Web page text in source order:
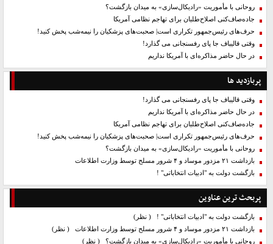
روحانی با مأموریت «رادیکال‌سازی» به میدان بازگشت؟
جاده‌صاف‌کنی اصلاح‌طلبان برای تهاجم نظامی آمریکا
حرف‌های رئیس‌جمهور تکراری است| صحبت‌های پزشکیان را نیمه‌شب پخش کنید!
وقتی قالیباف جا پای رفسنجانی می گذارد!
در حال حاضر مذاکره‌ای با آمریکا نداریم
پربازدید ها
وقتی قالیباف جا پای رفسنجانی می گذارد!
در حال حاضر مذاکره‌ای با آمریکا نداریم
جاده‌صاف‌کنی اصلاح‌طلبان برای تهاجم نظامی آمریکا
حرف‌های رئیس‌جمهور تکراری است| صحبت‌های پزشکیان را نیمه‌شب پخش کنید!
روحانی با مأموریت «رادیکال‌سازی» به میدان بازگشت؟
بازداشت ۲۱ مزدور موساد و ۴ شرور مسلح توسط وزارت اطلاعات
بازگشت دولت به "ادبیات انتخاباتی" !
پربحث ترین عناوین
بازگشت دولت به "ادبیات انتخاباتی" ! ( نظر)
بازداشت ۲۱ مزدور موساد و ۴ شرور مسلح توسط وزارت اطلاعات
( نظر)
روحانی با مأموریت «رادیکال‌سازی» به میدان بازگشت؟ ( نظر)